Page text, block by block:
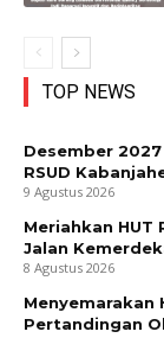
TOP NEWS
Desember
RSUD
9 Agustus 2026
Meriahkan HUT
Jalan
8 Agustus 2026
Menyemarakan
Pertandingan